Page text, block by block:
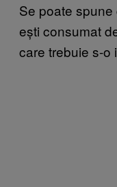
Se poate
ești consumat
care trebuie s-o